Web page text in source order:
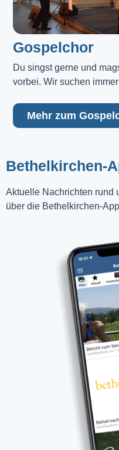
Gospelchor
Du singst gerne und
vorbei. Wir suchen
Mehr zum
Bethelkirchen-
Aktuelle Nachrichten rund
über die Bethelkirchen-